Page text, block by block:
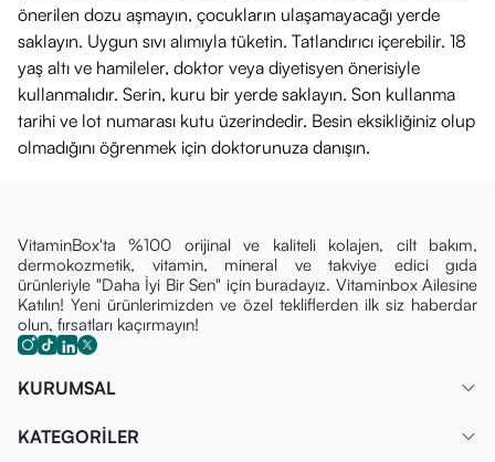
önerilen dozu aşmayın, çocukların ulaşamayacağı yerde
saklayın. Uygun sıvı alımıyla tüketin. Tatlandırıcı içerebilir. 18
yaş altı ve hamileler, doktor veya diyetisyen önerisiyle
kullanmalıdır. Serin, kuru bir yerde saklayın. Son kullanma
tarihi ve lot numarası kutu üzerindedir. Besin eksikliğiniz olup
olmadığını öğrenmek için doktorunuza danışın.
VitaminBox'ta %100 orijinal ve kaliteli kolajen, cilt bakım,
dermokozmetik, vitamin, mineral ve takviye edici gıda
ürünleriyle "Daha İyi Bir Sen" için buradayız. Vitaminbox Ailesine
Katılın! Yeni ürünlerimizden ve özel tekliflerden ilk siz haberdar
olun, fırsatları kaçırmayın!
KURUMSAL
KATEGORİLER